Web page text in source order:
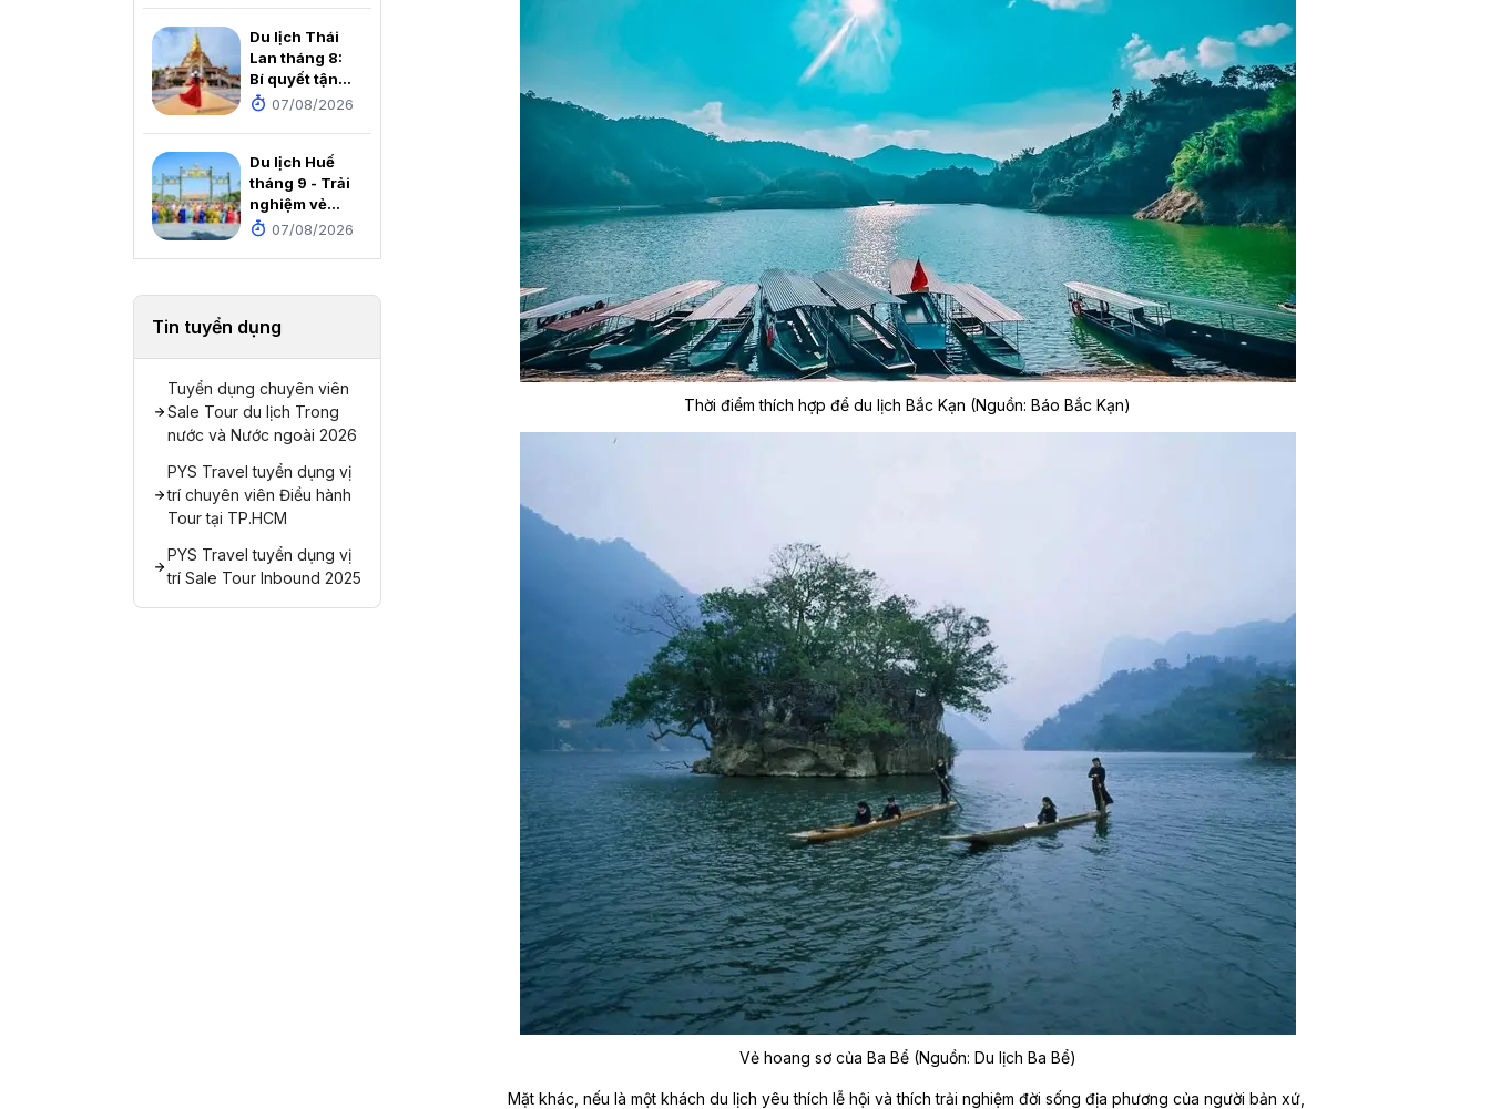
Du lịch Thái
Lan tháng 8:
Bí quyết tận
hưởng thiên
phí cực rẻ
07/08/2026
Du lịch Huế
tháng 9 - Trải
nghiệm vẻ
đẹp thơ mộng
07/08/2026
Tin tuyển dụng
Tuyển dụng chuyên viên
Sale Tour du lịch Trong
nước và Nước ngoài 2026
PYS Travel tuyển dụng vị
trí chuyên viên Điều hành
Tour tại TP.HCM
PYS Travel tuyển dụng vị
trí Sale Tour Inbound 2025
Thời điểm thích hợp để du lịch Bắc Kạn (Nguồn: Báo Bắc Kạn)
Vẻ hoang sơ của Ba Bể (Nguồn: Du lịch Ba Bể)
Mặt khác, nếu là một khách du lịch yêu thích lễ hội và thích trải nghiệm đời sống địa phương của người bản xứ,